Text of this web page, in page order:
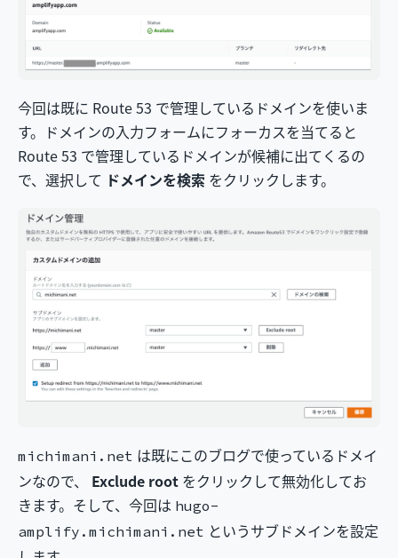
今回は既に Route 53 で管理しているドメインを使いま
す。ドメインの入力フォームにフォーカスを当てると
Route 53 で管理しているドメインが候補に出てくるの
で、選択して ドメインを検索 をクリックします。
michimani.net は既にこのブログで使っているドメイ
ンなので、 Exclude root をクリックして無効化してお
きます。そして、今回は hugo-
amplify.michimani.net というサブドメインを設定